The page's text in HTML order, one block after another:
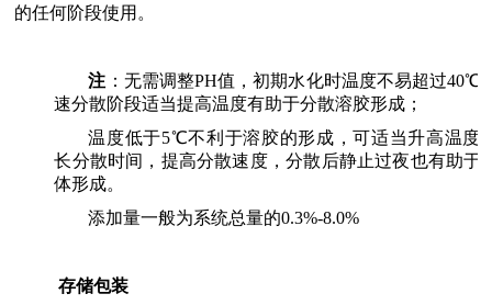
的任何阶段使用。
注 ：无需调整PH值，初期水化时温度不易超过40℃
速分散阶段适当提高温度有助于分散溶胶形成；
温度低于5℃不利于溶胶的形成，可适当升高温度
长分散时间，提高分散速度，分散后静止过夜也有助于
体形成。
添加量一般为系统总量的0.3%-8.0%
存储包装